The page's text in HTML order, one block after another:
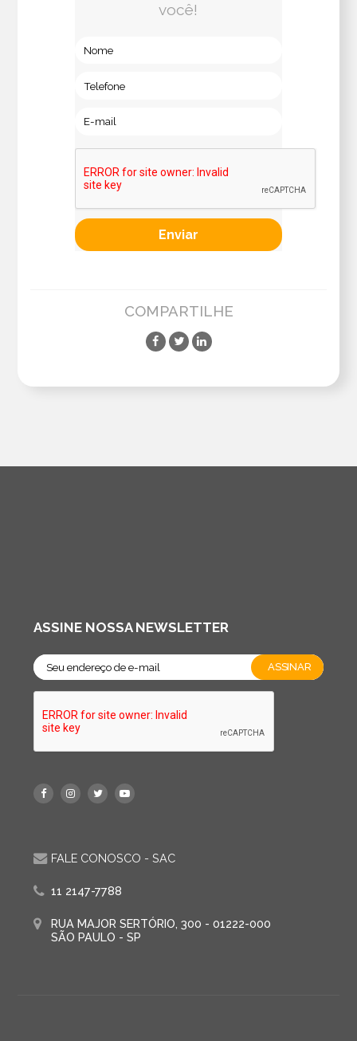
você!
COMPARTILHE
ASSINE NOSSA NEWSLETTER
FALE CONOSCO - SAC
11 2147-7788
RUA MAJOR SERTÓRIO, 300 - 01222-000
SÃO PAULO - SP